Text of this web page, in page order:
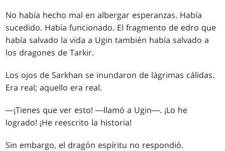
No había hecho mal en albergar esperanzas. Había
sucedido. Había funcionado. El fragmento de edro que
había salvado la vida a Ugin también había salvado a
los dragones de Tarkir.
Los ojos de Sarkhan se inundaron de lágrimas cálidas.
Era real; aquello era real.
―¡Tienes que ver esto! ―llamó a Ugin―. ¡Lo he
logrado! ¡He reescrito la historia!
Sin embargo, el dragón espíritu no respondió.